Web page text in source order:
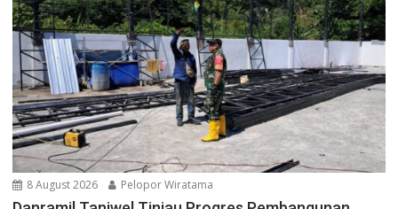
8 August 2026 Pelopor Wiratama